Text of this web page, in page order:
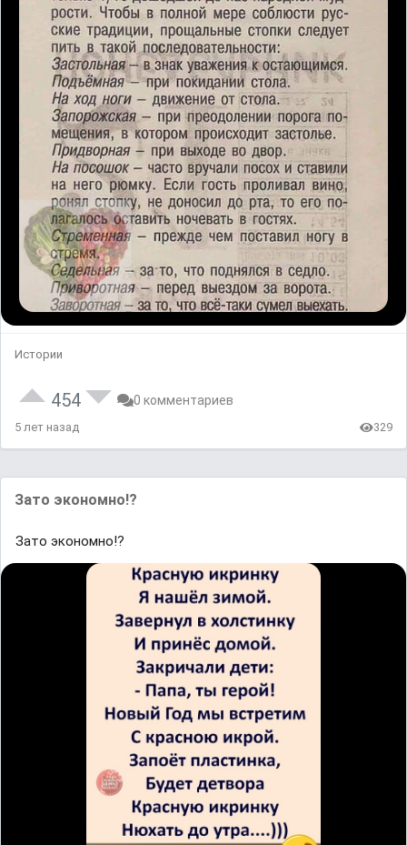
Истории
454 0 комментариев
5 лет назад 329
Зато экономно!?
Зато экономно!?